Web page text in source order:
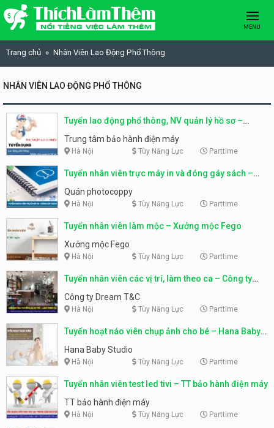
Skip to content
MENU
Trang chủ Nhân Viên Lao Động Phổ Thông
NHÂN VIÊN LAO ĐỘNG PHỔ THÔNG
Tuyển lao động phổ thông, NV quản lý hồ sơ –
Trung tâm bảo hành điện máy
Trung tâm bảo hành điện máy
Hà Nội Tùy Năng Lực Parttime
Tuyển nhân viên trực máy in và đóng gáy sách –
Quán photocoppy
Quán photocoppy
Hà Nội Tùy Năng Lực Parttime
Tuyển nhân viên làm mộc – Xưởng mộc Fego
Xưởng mộc Fego
Hà Nội Tùy Năng Lực Parttime
Tuyển nhân viên các vị trí, làm theo ca – Công ty
Dream T&C
Công ty Dream T&C
Hà Nội Tùy Năng Lực Parttime
Tuyển hoạt náo viên chụp ảnh cho bé – Hana Baby
Studio
Hana Baby Studio
Hà Nội Tùy Năng Lực Parttime
Tuyển nhân viên test led tivi – TT bảo hành điện máy
TT bảo hành điện máy
Hà Nội Tùy Năng Lực Parttime